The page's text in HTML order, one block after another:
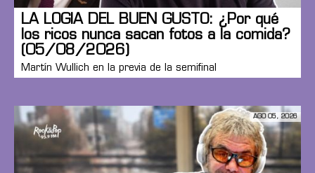
LA LOGIA DEL BUEN GUSTO: ¿Por qué
los ricos nunca sacan fotos a la comida?
(05/08/2026)
Martín Wullich en la previa de la semifinal
AGO 05, 2026